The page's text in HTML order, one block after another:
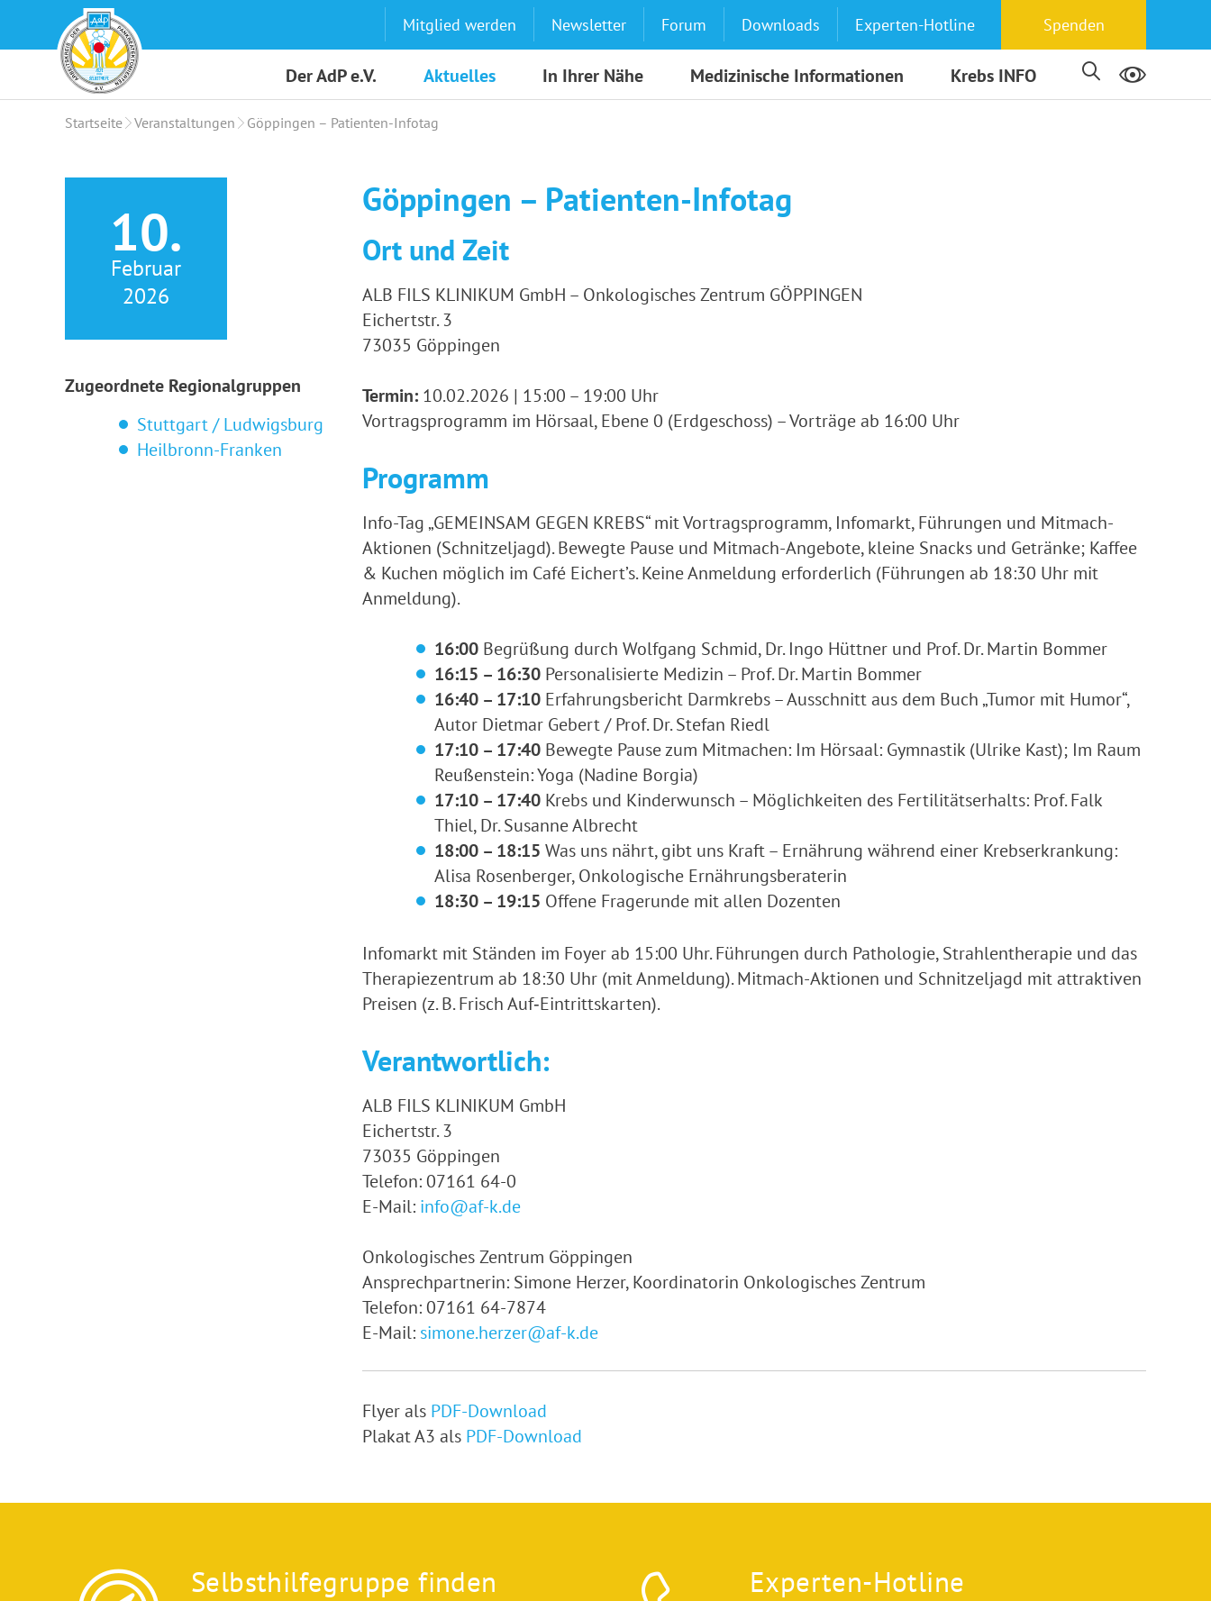
Mitglied werden Newsletter Forum Downloads Experten-Hotline Spenden
Der AdP e.V. Aktuelles In Ihrer Nähe Medizinische Informationen Krebs INFO
Startseite Veranstaltungen Göppingen – Patienten-Infotag
10.
Februar
2026
Zugeordnete Regionalgruppen
Stuttgart / Ludwigsburg
Heilbronn-Franken
Göppingen – Patienten-Infotag
Ort und Zeit
ALB FILS KLINIKUM GmbH – Onkologisches Zentrum GÖPPINGEN
Eichertstr. 3
73035 Göppingen
Termin: 10.02.2026 | 15:00 – 19:00 Uhr
Vortragsprogramm im Hörsaal, Ebene 0 (Erdgeschoss) – Vorträge ab 16:00 Uhr
Programm
Info-Tag „GEMEINSAM GEGEN KREBS“ mit Vortragsprogramm, Infomarkt, Führungen und Mitmach-
Aktionen (Schnitzeljagd). Bewegte Pause und Mitmach-Angebote, kleine Snacks und Getränke; Kaffee
& Kuchen möglich im Café Eichert’s. Keine Anmeldung erforderlich (Führungen ab 18:30 Uhr mit
Anmeldung).
16:00 Begrüßung durch Wolfgang Schmid, Dr. Ingo Hüttner und Prof. Dr. Martin Bommer
16:15 – 16:30 Personalisierte Medizin – Prof. Dr. Martin Bommer
16:40 – 17:10 Erfahrungsbericht Darmkrebs – Ausschnitt aus dem Buch „Tumor mit Humor“,
Autor Dietmar Gebert / Prof. Dr. Stefan Riedl
17:10 – 17:40 Bewegte Pause zum Mitmachen: Im Hörsaal: Gymnastik (Ulrike Kast); Im Raum
Reußenstein: Yoga (Nadine Borgia)
17:10 – 17:40 Krebs und Kinderwunsch – Möglichkeiten des Fertilitätserhalts: Prof. Falk
Thiel, Dr. Susanne Albrecht
18:00 – 18:15 Was uns nährt, gibt uns Kraft – Ernährung während einer Krebserkrankung:
Alisa Rosenberger, Onkologische Ernährungsberaterin
18:30 – 19:15 Offene Fragerunde mit allen Dozenten
Infomarkt mit Ständen im Foyer ab 15:00 Uhr. Führungen durch Pathologie, Strahlentherapie und das
Therapiezentrum ab 18:30 Uhr (mit Anmeldung). Mitmach-Aktionen und Schnitzeljagd mit attraktiven
Preisen (z. B. Frisch Auf‑Eintrittskarten).
Verantwortlich:
ALB FILS KLINIKUM GmbH
Eichertstr. 3
73035 Göppingen
Telefon: 07161 64-0
E-Mail: info@af-k.de
Onkologisches Zentrum Göppingen
Ansprechpartnerin: Simone Herzer, Koordinatorin Onkologisches Zentrum
Telefon: 07161 64-7874
E-Mail: simone.herzer@af-k.de
Flyer als PDF-Download
Plakat A3 als PDF-Download
Selbsthilfegruppe finden Experten-Hotline